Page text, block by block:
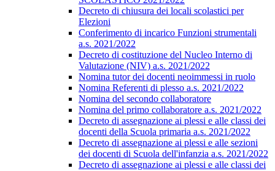
Decreto di chiusura dei locali scolastici per
Elezioni
Conferimento di incarico Funzioni strumentali
a.s. 2021/2022
Decreto di costituzione del Nucleo Interno di
Valutazione (NIV) a.s. 2021/2022
Nomina tutor dei docenti neoimmessi in ruolo
Nomina Referenti di plesso a.s. 2021/2022
Nomina del secondo collaboratore
Nomina del primo collaboratore a.s. 2021/2022
Decreto di assegnazione ai plessi e alle classi dei
docenti della Scuola primaria a.s. 2021/2022
Decreto di assegnazione ai plessi e alle sezioni
dei docenti di Scuola dell'infanzia a.s. 2021/2022
Decreto di assegnazione ai plessi e alle classi dei